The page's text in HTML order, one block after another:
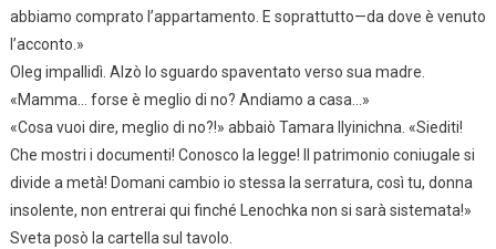
abbiamo comprato l’appartamento. E soprattutto—da dove è venuto
l’acconto.»
Oleg impallidì. Alzò lo sguardo spaventato verso sua madre.
«Mamma… forse è meglio di no? Andiamo a casa…»
«Cosa vuoi dire, meglio di no?!» abbaiò Tamara Ilyinichna. «Siediti!
Che mostri i documenti! Conosco la legge! Il patrimonio coniugale si
divide a metà! Domani cambio io stessa la serratura, così tu, donna
insolente, non entrerai qui finché Lenochka non si sarà sistemata!»
Sveta posò la cartella sul tavolo.